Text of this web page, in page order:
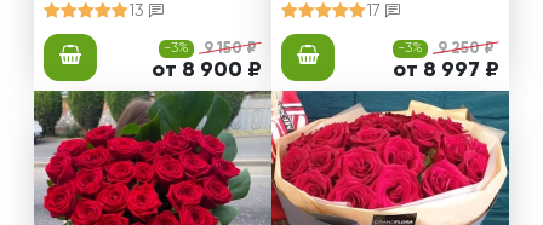
13
-3% 9 150 ₽
от 8 900 ₽
17
-3% 9 250 ₽
от 8 997 ₽